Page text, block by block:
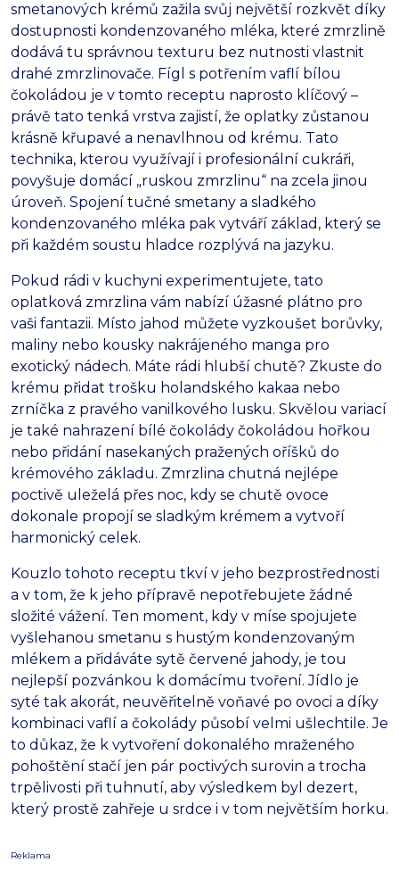
smetanových krémů zažila svůj největší rozkvět díky
dostupnosti kondenzovaného mléka, které zmrzlině
dodává tu správnou texturu bez nutnosti vlastnit
drahé zmrzlinovače. Fígl s potřením vaflí bílou
čokoládou je v tomto receptu naprosto klíčový –
právě tato tenká vrstva zajistí, že oplatky zůstanou
krásně křupavé a nenavlhnou od krému. Tato
technika, kterou využívají i profesionální cukráři,
povyšuje domácí „ruskou zmrzlinu“ na zcela jinou
úroveň. Spojení tučné smetany a sladkého
kondenzovaného mléka pak vytváří základ, který se
při každém soustu hladce rozplývá na jazyku.
Pokud rádi v kuchyni experimentujete, tato
oplatková zmrzlina vám nabízí úžasné plátno pro
vaši fantazii. Místo jahod můžete vyzkoušet borůvky,
maliny nebo kousky nakrájeného manga pro
exotický nádech. Máte rádi hlubší chutě? Zkuste do
krému přidat trošku holandského kakaa nebo
zrníčka z pravého vanilkového lusku. Skvělou variací
je také nahrazení bílé čokolády čokoládou hořkou
nebo přidání nasekaných pražených oříšků do
krémového základu. Zmrzlina chutná nejlépe
poctivě uleželá přes noc, kdy se chutě ovoce
dokonale propojí se sladkým krémem a vytvoří
harmonický celek.
Kouzlo tohoto receptu tkví v jeho bezprostřednosti
a v tom, že k jeho přípravě nepotřebujete žádné
složité vážení. Ten moment, kdy v míse spojujete
vyšlehanou smetanu s hustým kondenzovaným
mlékem a přidáváte sytě červené jahody, je tou
nejlepší pozvánkou k domácímu tvoření. Jídlo je
syté tak akorát, neuvěřitelně voňavé po ovoci a díky
kombinaci vaflí a čokolády působí velmi ušlechtile. Je
to důkaz, že k vytvoření dokonalého mraženého
pohoštění stačí jen pár poctivých surovin a trocha
trpělivosti při tuhnutí, aby výsledkem byl dezert,
který prostě zahřeje u srdce i v tom největším horku.
Reklama